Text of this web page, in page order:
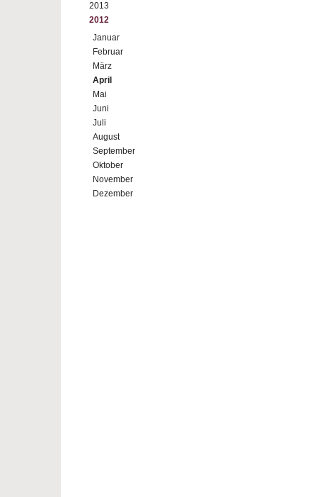
2013
2012
Januar
Februar
März
April
Mai
Juni
Juli
August
September
Oktober
November
Dezember